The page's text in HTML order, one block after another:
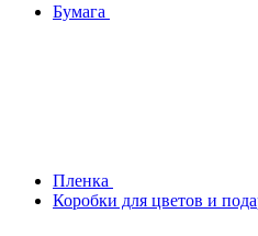
Бумага
Плeнка
Коробки для цветов и